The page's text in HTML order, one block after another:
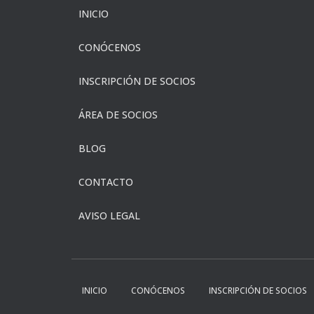
INICIO
CONÓCENOS
INSCRIPCIÓN DE SOCIOS
ÁREA DE SOCIOS
BLOG
CONTACTO
AVISO LEGAL
INICIO CONÓCENOS INSCRIPCIÓN DE SOCIOS